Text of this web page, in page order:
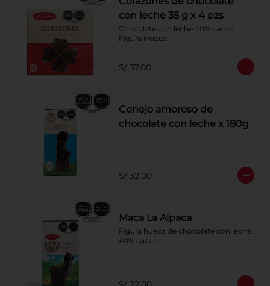
con leche 35 g x 4 pzs
Chocolate con leche 40% cacao.
Figura Hueca.
S/ 37.00
Conejo amoroso de
chocolate con leche x 180g
S/ 32.00
Maca La Alpaca
Figura hueca de chocolate con leche
40% cacao